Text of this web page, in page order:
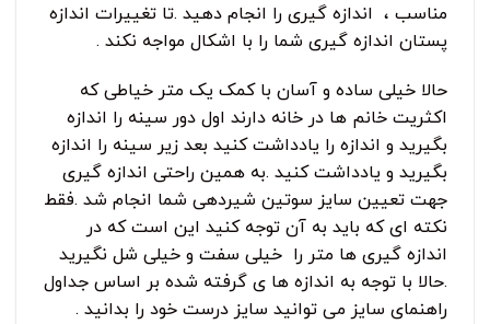
مناسب ، اندازه گیری را انجام دهید .تا تغییرات اندازه
پستان اندازه گیری شما را با اشکال مواجه نکند .
حالا خیلی ساده و آسان با کمک یک متر خیاطی که
اکثریت خانم ها در خانه دارند اول دور سینه را اندازه
بگیرید و اندازه را یادداشت کنید بعد زیر سینه را اندازه
بگیرید و یادداشت کنید .به همین راحتی اندازه گیری
جهت تعیین سایز سوتین شیردهی شما انجام شد .فقط
نکته ای که باید به آن توجه کنید این است که در
اندازه گیری ها متر را خیلی سفت و خیلی شل نگیرید
.حالا با توجه به اندازه ها ی گرفته شده بر اساس جداول
راهنمای سایز می توانید سایز درست خود را بدانید .